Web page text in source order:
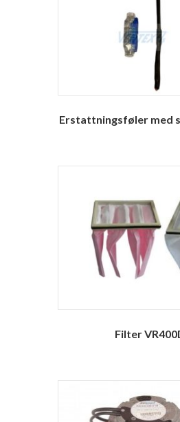
Erstattningsføler med
Filter